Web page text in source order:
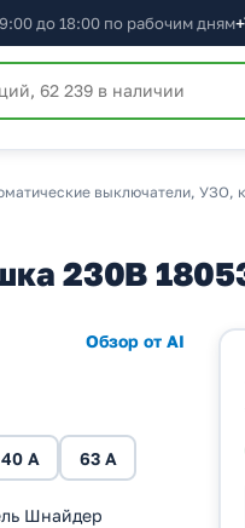
до 18:00 по рабочим дням
выключатели, УЗО,
230В
Обзор от AI
40 A 63 A
Шнайдер